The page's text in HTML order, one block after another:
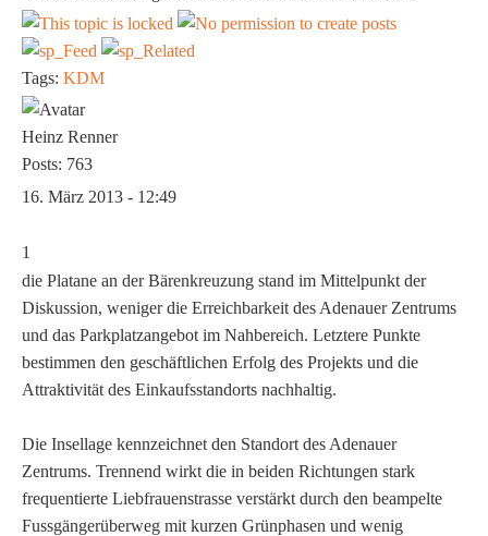
Tags: KDM
Heinz Renner
Posts: 763
16. März 2013 - 12:49
1
die Platane an der Bärenkreuzung stand im Mittelpunkt der
Diskussion, weniger die Erreichbarkeit des Adenauer Zentrums
und das Parkplatzangebot im Nahbereich. Letztere Punkte
bestimmen den geschäftlichen Erfolg des Projekts und die
Attraktivität des Einkaufsstandorts nachhaltig.
Die Insellage kennzeichnet den Standort des Adenauer
Zentrums. Trennend wirkt die in beiden Richtungen stark
frequentierte Liebfrauenstrasse verstärkt durch den beampelte
Fussgängerüberweg mit kurzen Grünphasen und wenig